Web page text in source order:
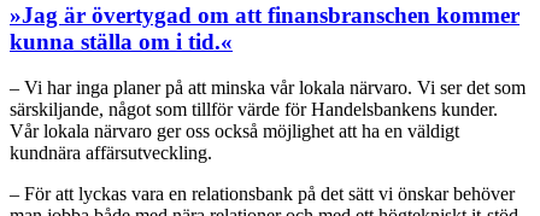
»Jag är övertygad om att finansbranschen kommer
kunna ställa om i tid.«
– Vi har inga planer på att minska vår lokala närvaro. Vi ser det som
särskiljande, något som tillför värde för Handelsbankens kunder.
Vår lokala närvaro ger oss också möjlighet att ha en väldigt
kundnära affärsutveckling.
– För att lyckas vara en relationsbank på det sätt vi önskar behöver